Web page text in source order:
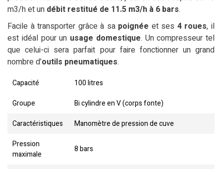
m3/h et un débit restitué de 11.5 m3/h à 6 bars.
Facile à transporter grâce à sa poignée et ses 4 roues, il
est idéal pour un usage domestique. Un compresseur tel
que celui-ci sera parfait pour faire fonctionner un grand
nombre d’outils pneumatiques.
Capacité
100 litres
Groupe
Bi cylindre en V (corps fonte)
Caractéristiques
Manomètre de pression de cuve
Pression
maximale
8 bars